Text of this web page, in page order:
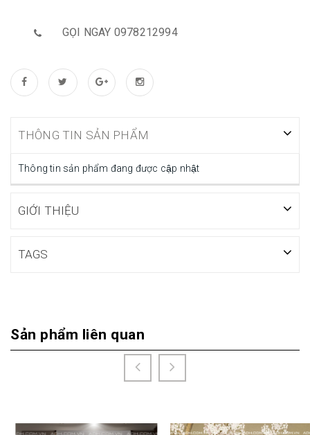
GỌI NGAY 0978212994
THÔNG TIN SẢN PHẨM
Thông tin sản phẩm đang được cập nhật
GIỚI THIỆU
TAGS
Sản phẩm liên quan